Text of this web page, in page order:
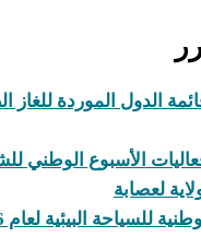
الدول الموردة للغاز
الأسبوع الوطني
لعصابة